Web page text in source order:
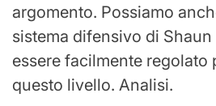
argomento. Possiamo
sistema difensivo di
essere facilmente regolato
questo livello. Analisi.